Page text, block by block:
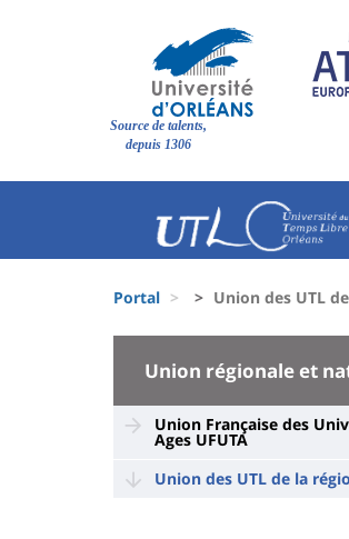
Site
Source de talents,
depuis 1306
Université
Block
liste
des
composantes
d'Ariane
Portal Union des UTL
University
Sidebar
Union régionale et
Union Française des
Ages UFUTA
Union des UTL de la